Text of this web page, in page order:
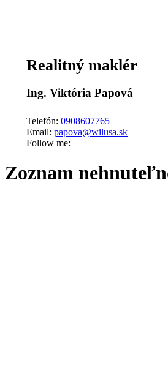
Realitný maklér
Ing. Viktória Papová
Telefón: 0908607765
Email: papova@wilusa.sk
Follow me:
Zoznam